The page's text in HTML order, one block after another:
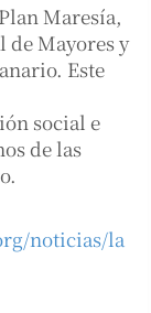
Maresía,
Mayores y
Este
social e
de las
noticias/la